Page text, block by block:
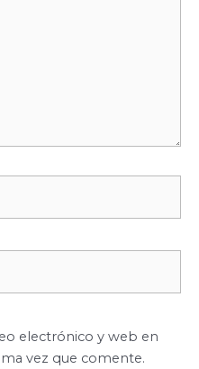
electrónico y web en
vez que comente.